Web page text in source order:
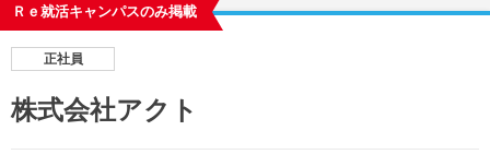
探す
Ｒｅ就活キャンパスのみ掲載
正社員
株式会社アクト